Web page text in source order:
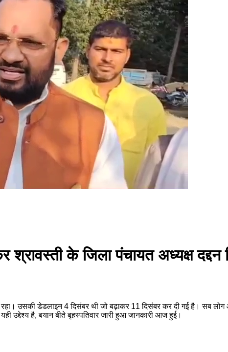
श्रावस्ती के जिला पंचायत अध्यक्ष
रहा। उसकी डेडलाइन 4 दिसंबर थी जो बढ़ाकर 11 दिसंबर कर दी गई है। सब
उद्देश्य है, बयान बीते बृहस्पतिवार जारी हुआ जानकारी आज हुई।